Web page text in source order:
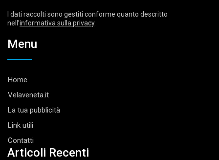
I dati raccolti sono gestiti conforme quanto descritto
nell’informativa sulla privacy.
Menu
Home
Velaveneta.it
La tua pubblicità
Link utili
Contatti
Articoli Recenti